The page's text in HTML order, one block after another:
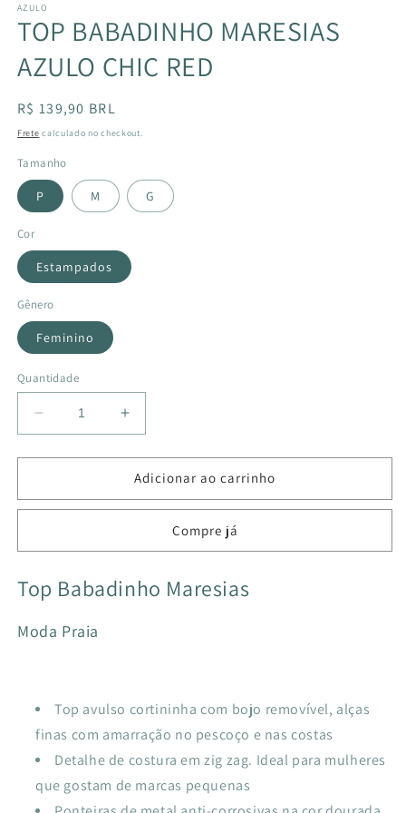
AZULO
TOP BABADINHO MARESIAS
AZULO CHIC RED
Preço
normal
R$ 139,90 BRL
Frete calculado no checkout.
Tamanho
P M G
Cor
Estampados
Gênero
Feminino
Quantidade
Diminuir
a
quantidade
TOP
BABADINHO
AZULO
RED
Aumentar
a
quantidade
de
TOP
BABADINHO
MARESIAS
AZULO
RED
Adicionar ao carrinho
Compre já
Top Babadinho Maresias
Moda Praia
Top avulso cortininha com bojo removível, alças
finas com amarração no pescoço e nas costas
Detalhe de costura em zig zag. Ideal para mulheres
que gostam de marcas pequenas